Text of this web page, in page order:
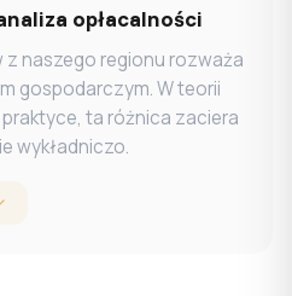
opłacalności
z naszego regionu rozważa
gospodarczym. W teorii
ta różnica zaciera
wykładniczo.